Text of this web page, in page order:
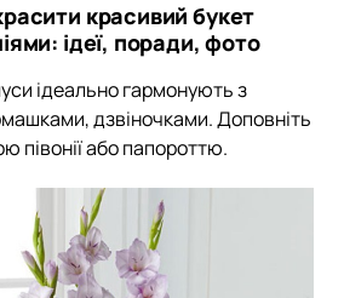
красивий букет
ідеї, поради, фото
ідеально гармонують з
дзвіночками. Доповніть
півонії або папороттю.